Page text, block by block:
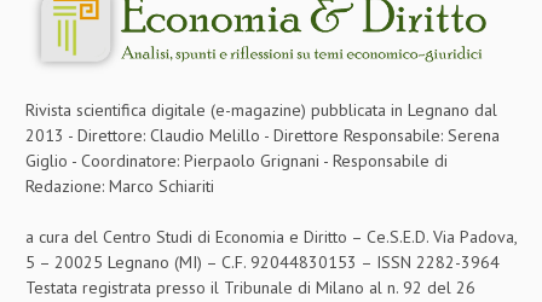
Rivista scientifica digitale (e-magazine) pubblicata in Legnano dal
2013 - Direttore: Claudio Melillo - Direttore Responsabile: Serena
Giglio - Coordinatore: Pierpaolo Grignani - Responsabile di
Redazione: Marco Schiariti
a cura del Centro Studi di Economia e Diritto – Ce.S.E.D. Via Padova,
5 – 20025 Legnano (MI) – C.F. 92044830153 – ISSN 2282-3964
Testata registrata presso il Tribunale di Milano al n. 92 del 26